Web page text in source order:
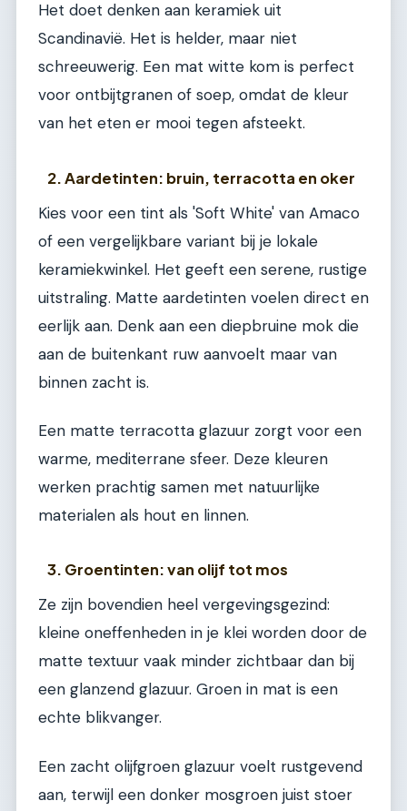
Het doet denken aan keramiek uit
Scandinavië. Het is helder, maar niet
schreeuwerig. Een mat witte kom is perfect
voor ontbijtgranen of soep, omdat de kleur
van het eten er mooi tegen afsteekt.
2. Aardetinten: bruin, terracotta en oker
Kies voor een tint als 'Soft White' van Amaco
of een vergelijkbare variant bij je lokale
keramiekwinkel. Het geeft een serene, rustige
uitstraling. Matte aardetinten voelen direct en
eerlijk aan. Denk aan een diepbruine mok die
aan de buitenkant ruw aanvoelt maar van
binnen zacht is.
Een matte terracotta glazuur zorgt voor een
warme, mediterrane sfeer. Deze kleuren
werken prachtig samen met natuurlijke
materialen als hout en linnen.
3. Groentinten: van olijf tot mos
Ze zijn bovendien heel vergevingsgezind:
kleine oneffenheden in je klei worden door de
matte textuur vaak minder zichtbaar dan bij
een glanzend glazuur. Groen in mat is een
echte blikvanger.
Een zacht olijfgroen glazuur voelt rustgevend
aan, terwijl een donker mosgroen juist stoer